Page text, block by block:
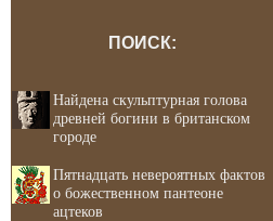
ПОИСК:
Найдена скульптурная голова
древней богини в британском
городе
Пятнадцать невероятных фактов
о божественном пантеоне
ацтеков